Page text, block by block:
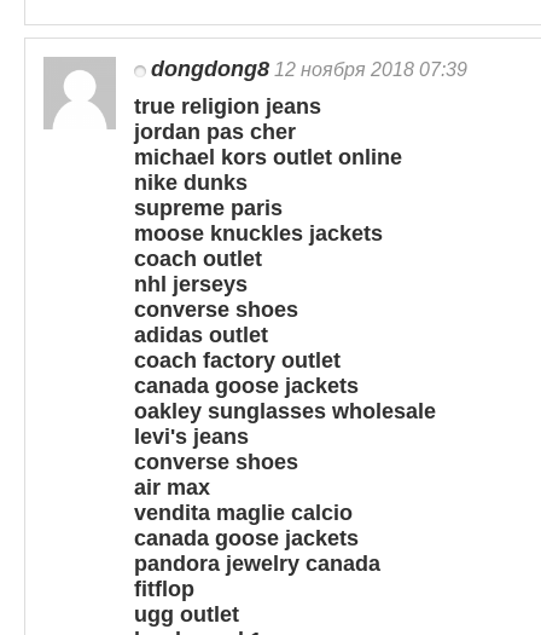
dongdong8 12 ноября 2018 07:39
true religion jeans
jordan pas cher
michael kors outlet online
nike dunks
supreme paris
moose knuckles jackets
coach outlet
nhl jerseys
converse shoes
adidas outlet
coach factory outlet
canada goose jackets
oakley sunglasses wholesale
levi's jeans
converse shoes
air max
vendita maglie calcio
canada goose jackets
pandora jewelry canada
fitflop
ugg outlet